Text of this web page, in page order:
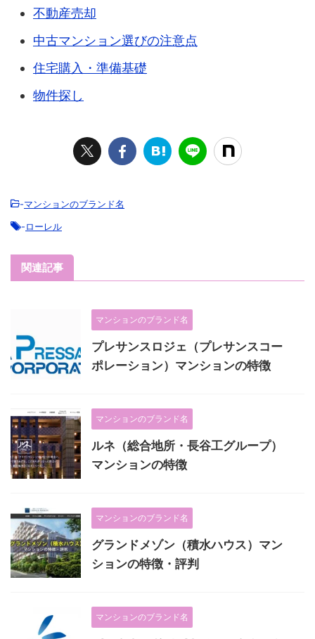
不動産売却
中古マンション選びの注意点
住宅購入・準備基礎
物件探し
-マンションのブランド名
-ローレル
関連記事
マンションのブランド名
プレサンスロジェ（プレサンスコー
ポレーション）マンションの特徴
マンションのブランド名
ルネ（総合地所・長谷工グループ）
マンションの特徴
マンションのブランド名
グランドメゾン（積水ハウス）マン
ションの特徴・評判
マンションのブランド名